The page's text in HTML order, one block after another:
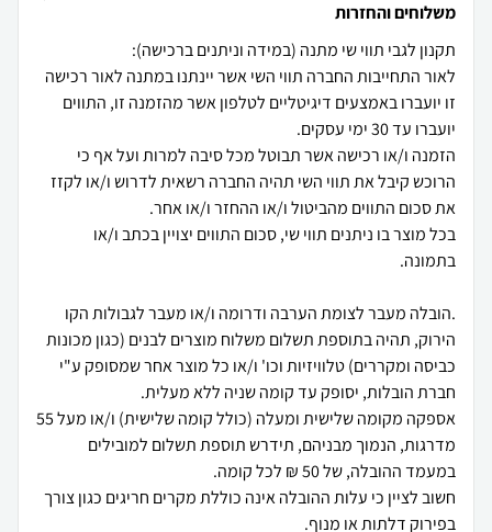
משלוחים והחזרות
לאור התחייבות החברה תווי השי אשר יינתנו במתנה לאור רכישה
זו יועברו באמצעים דיגיטליים לטלפון אשר מהזמנה זו, התווים
הזמנה ו/או רכישה אשר תבוטל מכל סיבה למרות ועל אף כי
הרוכש קיבל את תווי השי תהיה החברה רשאית לדרוש ו/או לקזז
בכל מוצר בו ניתנים תווי שי, סכום התווים יצויין בכתב ו/או
.הובלה מעבר לצומת הערבה ודרומה ו/או מעבר לגבולות הקו
הירוק, תהיה בתוספת תשלום משלוח מוצרים לבנים (כגון מכונות
כביסה ומקררים) טלוויזיות וכו' ו/או כל מוצר אחר שמסופק ע"י
אספקה מקומה שלישית ומעלה (כולל קומה שלישית) ו/או מעל 55
מדרגות, הנמוך מבניהם, תידרש תוספת תשלום למובילים
חשוב לציין כי עלות ההובלה אינה כוללת מקרים חריגים כגון צורך